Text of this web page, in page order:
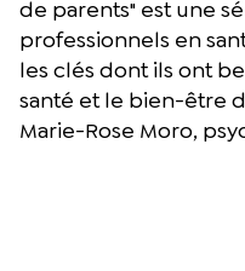
de parents" est une
professionnels en
les clés dont ils ont
santé et le bien-être
Marie-Rose Moro,